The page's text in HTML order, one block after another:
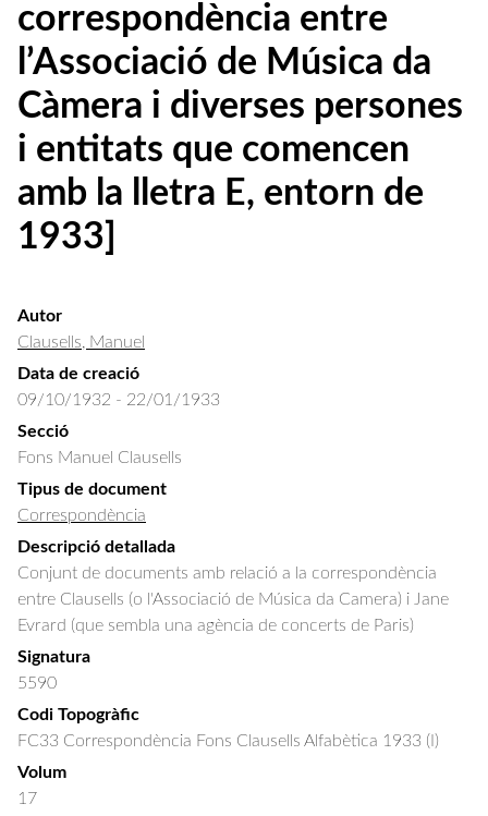
correspondència entre
l’Associació de Música da
Càmera i diverses persones
i entitats que comencen
amb la lletra E, entorn de
1933]
Autor
Clausells, Manuel
Data de creació
09/10/1932 - 22/01/1933
Secció
Fons Manuel Clausells
Tipus de document
Correspondència
Descripció detallada
Conjunt de documents amb relació a la correspondència
entre Clausells (o l'Associació de Música da Camera) i Jane
Evrard (que sembla una agència de concerts de Paris)
Signatura
5590
Codi Topogràfic
FC33 Correspondència Fons Clausells Alfabètica 1933 (I)
Volum
17